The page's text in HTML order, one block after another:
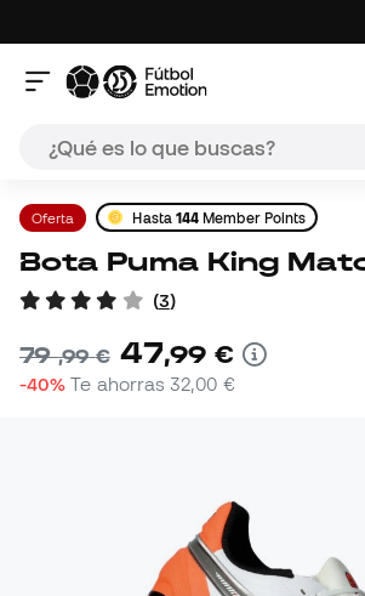
Oferta Hasta 144 Member Points
Bota Puma King
(3)
79,99 € 47,99 €
-40% Te ahorras32,00 €